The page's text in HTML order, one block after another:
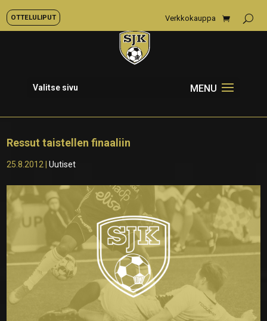
OTTELULIPUT Verkkokauppa
Valitse sivu
Ressut taistellen finaaliin
25.8.2012 |Uutiset